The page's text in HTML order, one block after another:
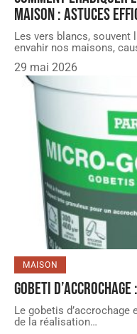
maison : astuces
Les vers blancs, souvent
envahir nos maisons,
29 mai 2026
MAISON
Gobeti
Le gobetis d’accrochage
de la réalisation…